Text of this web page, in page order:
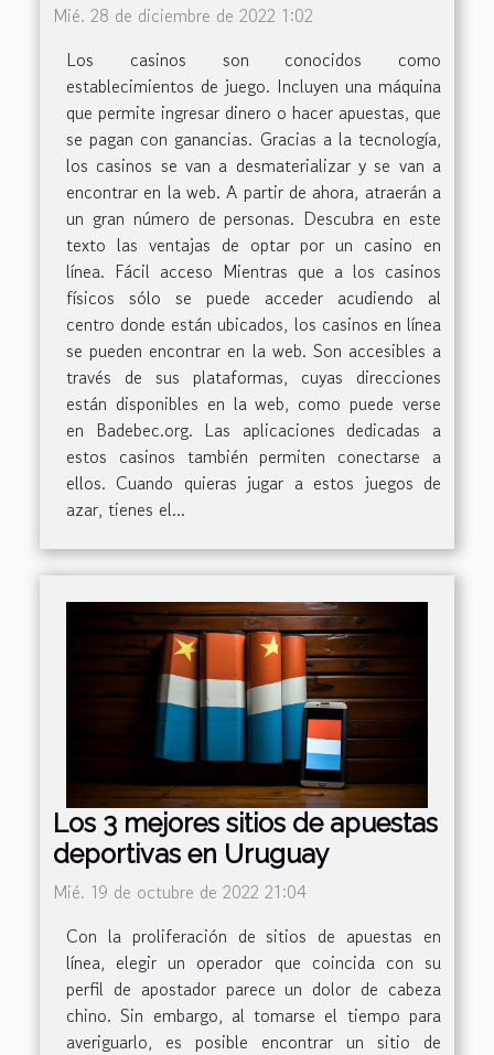
Mié. 28 de diciembre de 2022 1:02
Los casinos son conocidos como
establecimientos de juego. Incluyen una máquina
que permite ingresar dinero o hacer apuestas, que
se pagan con ganancias. Gracias a la tecnología,
los casinos se van a desmaterializar y se van a
encontrar en la web. A partir de ahora, atraerán a
un gran número de personas. Descubra en este
texto las ventajas de optar por un casino en
línea. Fácil acceso Mientras que a los casinos
físicos sólo se puede acceder acudiendo al
centro donde están ubicados, los casinos en línea
se pueden encontrar en la web. Son accesibles a
través de sus plataformas, cuyas direcciones
están disponibles en la web, como puede verse
en Badebec.org. Las aplicaciones dedicadas a
estos casinos también permiten conectarse a
ellos. Cuando quieras jugar a estos juegos de
azar, tienes el...
Los 3 mejores sitios de apuestas
deportivas en Uruguay
Mié. 19 de octubre de 2022 21:04
Con la proliferación de sitios de apuestas en
línea, elegir un operador que coincida con su
perfil de apostador parece un dolor de cabeza
chino. Sin embargo, al tomarse el tiempo para
averiguarlo, es posible encontrar un sitio de